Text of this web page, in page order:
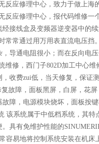
反应修理中心，致力于做上
反应修理中心，报代码维修
接线盒及变频器逆变器中的
常常通过用万用表直流电压
导通电阻很小；而在反向电
维修，西门子802D加工中心
收费zui低，当天修复，保证
复故障，面板黑屏，白屏，花
障，电源模块烧坏，面板按
该系统属于中低档系统，其
具有免维护性能的
容易地将控制系统安装在机床